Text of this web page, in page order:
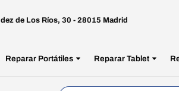
de Los Ríos, 30 - 28015 Madrid
Reparar Portátiles Reparar Tablet